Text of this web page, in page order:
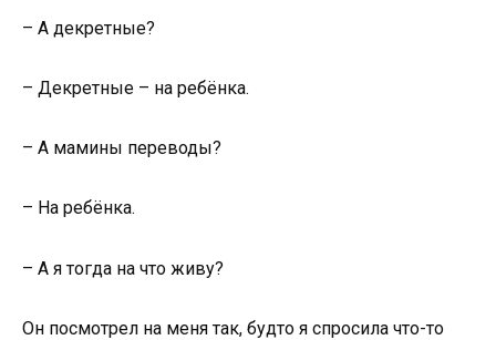
– А декретные?
– Декретные – на ребёнка.
– А мамины переводы?
– На ребёнка.
– А я тогда на что живу?
Он посмотрел на меня так, будто я спросила что-то